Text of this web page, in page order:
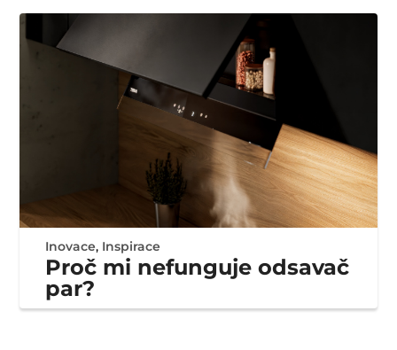
Inovace, Inspirace
Proč mi nefunguje odsavač
par?